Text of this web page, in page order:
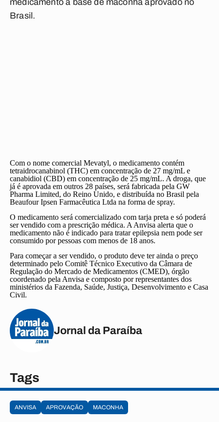
medicamento à base de maconha aprovado no
Brasil .
Com o nome comercial Mevatyl, o medicamento contém
tetraidrocanabinol (THC) em concentração de 27 mg/mL e
canabidiol (CBD) em concentração de 25 mg/mL. A droga, que
já é aprovada em outros 28 países, será fabricada pela GW
Pharma Limited, do Reino Unido, e distribuída no Brasil pela
Beaufour Ipsen Farmacêutica Ltda na forma de spray.
O medicamento será comercializado com tarja preta e só poderá
ser vendido com a prescrição médica. A Anvisa alerta que o
medicamento não é indicado para tratar epilepsia nem pode ser
consumido por pessoas com menos de 18 anos.
Para começar a ser vendido, o produto deve ter ainda o preço
determinado pelo Comitê Técnico Executivo da Câmara de
Regulação do Mercado de Medicamentos (CMED), órgão
coordenado pela Anvisa e composto por representantes dos
ministérios da Fazenda, Saúde, Justiça, Desenvolvimento e Casa
Civil.
Jornal da Paraíba
Tags
ANVISA APROVAÇÃO MACONHA